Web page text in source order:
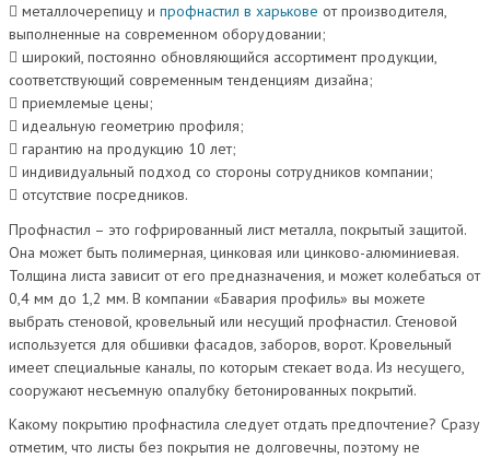
 металлочерепицу и профнастил в харькове от производителя,
выполненные на современном оборудовании;
 широкий, постоянно обновляющийся ассортимент продукции,
соответствующий современным тенденциям дизайна;
 приемлемые цены;
 идеальную геометрию профиля;
 гарантию на продукцию 10 лет;
 индивидуальный подход со стороны сотрудников компании;
 отсутствие посредников.
Профнастил – это гофрированный лист металла, покрытый защитой.
Она может быть полимерная, цинковая или цинково-алюминиевая.
Толщина листа зависит от его предназначения, и может колебаться от
0,4 мм до 1,2 мм. В компании «Бавария профиль» вы можете
выбрать стеновой, кровельный или несущий профнастил. Стеновой
используется для обшивки фасадов, заборов, ворот. Кровельный
имеет специальные каналы, по которым стекает вода. Из несущего,
сооружают несъемную опалубку бетонированных покрытий.
Какому покрытию профнастила следует отдать предпочтение? Сразу
отметим, что листы без покрытия не долговечны, поэтому не